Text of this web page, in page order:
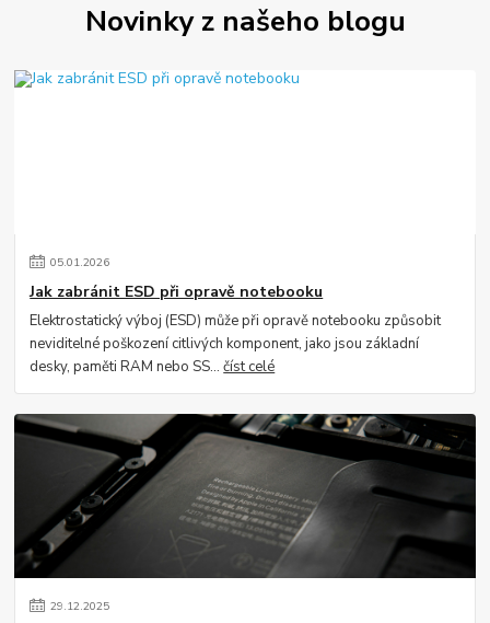
Novinky z našeho blogu
05.01.2026
Jak zabránit ESD při opravě notebooku
Elektrostatický výboj (ESD) může při opravě notebooku způsobit
neviditelné poškození citlivých komponent, jako jsou základní
desky, paměti RAM nebo SS...číst celé
29.12.2025